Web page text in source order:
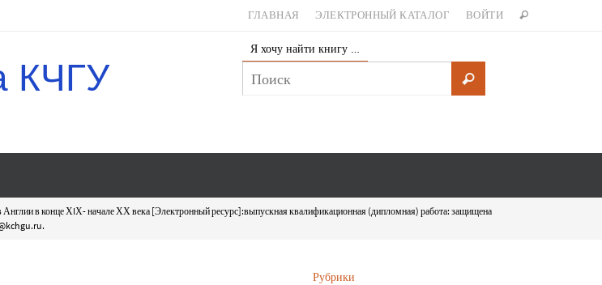
ГЛАВНАЯ ЭЛЕКТРОННЫЙ КАТАЛОГ ВОЙТИ
КЧГУ
Я хочу найти книгу …
в конце ХIХ- начале ХХ века [Электронный ресурс]:выпускная квалификационная (дипломная) работа: защищена
Рубрики